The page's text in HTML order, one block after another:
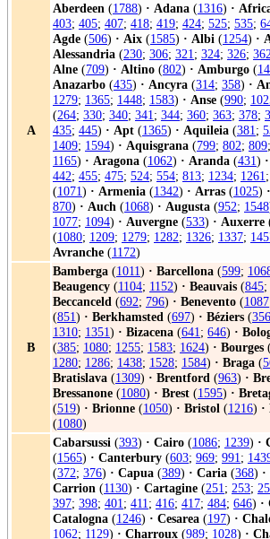
A
Aberdeen (1788) · Adana (1316) ·
403; 405; 407; 418; 419; 424; 525; 535;
Agde (506) · Aix (1585) · Albi (1254) ·
Alessandria (230; 306; 321; 324; 326;
Alne (709) · Altino (802) · Amburgo (
Anazarbo (435) · Ancyra (314; 358) ·
1279; 1365; 1448; 1583) · Anse (990;
(264; 330; 340; 341; 344; 360; 363; 378;
435; 445) · Apt (1365) · Aquileia (381;
1409; 1594) · Aquisgrana (799; 802; 809;
1165) · Aragona (1062) · Aranda (431) ·
442; 455; 475; 524; 554; 813; 1234; 1261;
(1071) · Armenia (1342) · Arras (1025) ·
870) · Auch (1068) · Augusta (952; 1548
1077; 1094) · Auvergne (533) · Auxerre
(1080; 1209; 1279; 1282; 1326; 1337;
Avranche (1172)
B
Bamberga (1011) · Barcellona (599;
Beaugency (1104; 1152) · Beauvais (845;
Beccanceld (692; 796) · Benevento (1087
(851) · Berkhamsted (697) · Béziers (356
1310; 1351) · Bizacena (641; 646) ·
(385; 1080; 1255; 1583; 1624) · Bourges
1280; 1286; 1438; 1528; 1584) · Braga (
Bratislava (1309) · Brentford (963) ·
Bressanone (1080) · Brest (1595) ·
(519) · Brionne (1050) · Bristol (1216) ·
(1080)
Cabarsussi (393) · Cairo (1086; 1239) ·
(1565) · Canterbury (603; 969; 991;
(372; 376) · Capua (389) · Caria (368) ·
Carrion (1130) · Cartagine (251; 253;
397; 398; 401; 411; 416; 417; 484; 646) ·
Catalogna (1246) · Cesarea (197) ·
1062; 1129) · Charroux (989; 1028) ·